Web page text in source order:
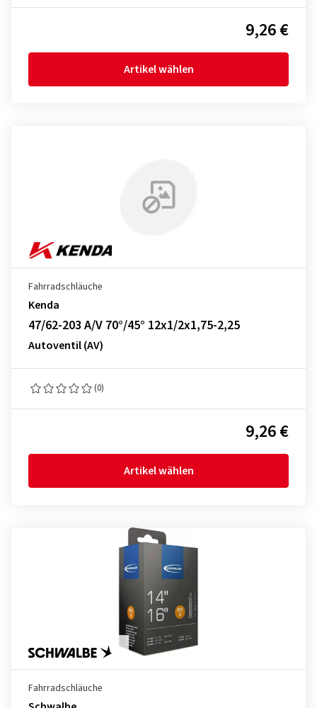
9,26 €
Artikel wählen
Fahrradschläuche
Kenda
47/62-203 A/V 70°/45° 12x1/2x1,75-2,25
Autoventil (AV)
(0)
9,26 €
Artikel wählen
Fahrradschläuche